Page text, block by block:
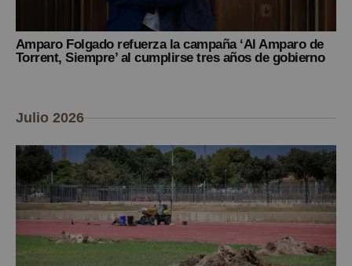
Amparo Folgado refuerza la campaña ‘Al Amparo de
Torrent, Siempre’ al cumplirse tres años de gobierno
Julio 2026